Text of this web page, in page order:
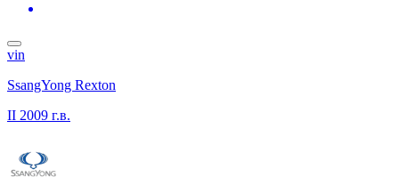
vin
SsangYong Rexton
II 2009 г.в.